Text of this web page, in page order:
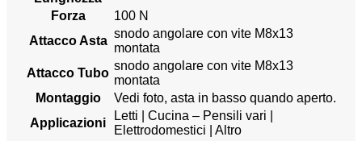
Forza
100 N
Attacco Asta
snodo angolare con vite M8x13
montata
Attacco Tubo
snodo angolare con vite M8x13
montata
Montaggio
Vedi foto, asta in basso quando aperto.
Applicazioni
Letti | Cucina – Pensili vari |
Elettrodomestici | Altro